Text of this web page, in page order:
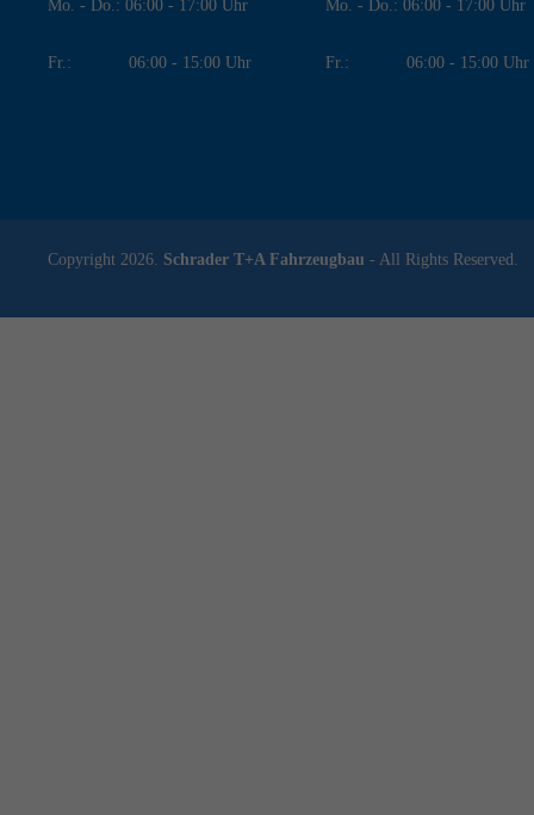
Mo. - Do.: 06:00 - 17:00 Uhr
Fr.: 06:00 - 15:00 Uhr
Mo. - Do.: 06:00 - 17:00 Uhr
Fr.: 06:00 - 15:00 Uhr
Copyright 2026. Schrader T+A Fahrzeugbau - All Rights Reserved.